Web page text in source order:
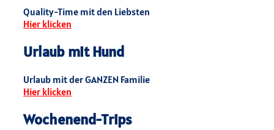
Quality-Time mit den Liebsten
Hier klicken
Urlaub mit Hund
Urlaub mit der GANZEN Familie
Hier klicken
Wochenend-Trips